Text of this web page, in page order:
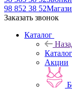
98 852 38 52
Заказать звонок
Каталог
Каталог
Акции